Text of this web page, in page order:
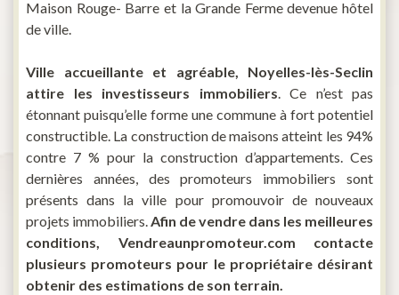
Maison Rouge- Barre et la Grande Ferme devenue hôtel
de ville.
Ville accueillante et agréable, Noyelles-lès-Seclin
attire les investisseurs immobiliers. Ce n’est pas
étonnant puisqu’elle forme une commune à fort potentiel
constructible. La construction de maisons atteint les 94%
contre 7 % pour la construction d’appartements. Ces
dernières années, des promoteurs immobiliers sont
présents dans la ville pour promouvoir de nouveaux
projets immobiliers.Afin de vendre dans les meilleures
conditions, Vendreaunpromoteur.com contacte
plusieurs promoteurs pour le propriétaire désirant
obtenir des estimations de son terrain.